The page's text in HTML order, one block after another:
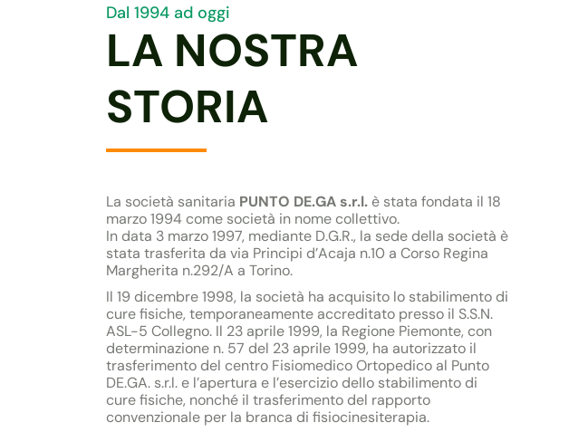
Dal 1994 ad oggi
LA NOSTRA
STORIA
La società sanitaria PUNTO DE.GA s.r.l.è stata fondata il 18
marzo 1994 come società in nome collettivo.
In data 3 marzo 1997, mediante D.G.R., la sede della società è
stata trasferita da via Principi d’Acaja n.10 a Corso Regina
Margherita n.292/A a Torino.
Il 19 dicembre 1998, la società ha acquisito lo stabilimento di
cure fisiche, temporaneamente accreditato presso il S.S.N.
ASL-5 Collegno. Il 23 aprile 1999, la Regione Piemonte, con
determinazione n. 57 del 23 aprile 1999, ha autorizzato il
trasferimento del centro Fisiomedico Ortopedico al Punto
DE.GA. s.r.l. e l’apertura e l’esercizio dello stabilimento di
cure fisiche, nonché il trasferimento del rapporto
convenzionale per la branca di fisiocinesiterapia.